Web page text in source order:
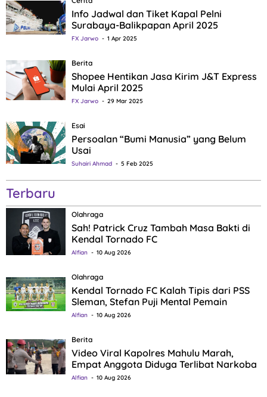
Info Jadwal dan Tiket Kapal Pelni
Surabaya-Balikpapan April 2025
FX Jarwo 1 Apr 2025
Berita
Shopee Hentikan Jasa Kirim J&T Express
Mulai April 2025
FX Jarwo 29 Mar 2025
Esai
Persoalan “Bumi Manusia” yang Belum
Usai
Suhairi Ahmad 5 Feb 2025
Terbaru
Olahraga
Sah! Patrick Cruz Tambah Masa Bakti di
Kendal Tornado FC
Alfian 10 Aug 2026
Olahraga
Kendal Tornado FC Kalah Tipis dari PSS
Sleman, Stefan Puji Mental Pemain
Alfian 10 Aug 2026
Berita
Video Viral Kapolres Mahulu Marah,
Empat Anggota Diduga Terlibat Narkoba
Alfian 10 Aug 2026